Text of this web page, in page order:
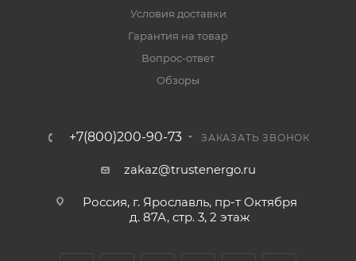
Условия доставки
Гарантия на товар
Вопрос-ответ
Обзоры
+7(800)200-90-73 ЗАКАЗАТЬ ЗВОНОК
zakaz@trustenergo.ru
Россия, г. Ярославль, пр-т Октября
д. 87А, стр. 3, 2 этаж